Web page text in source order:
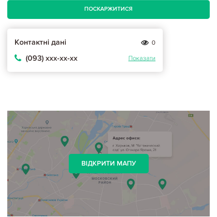
ПОСКАРЖИТИСЯ
Контактні дані 0
(093) ххх-хх-хх Показати
ВІДКРИТИ МАПУ